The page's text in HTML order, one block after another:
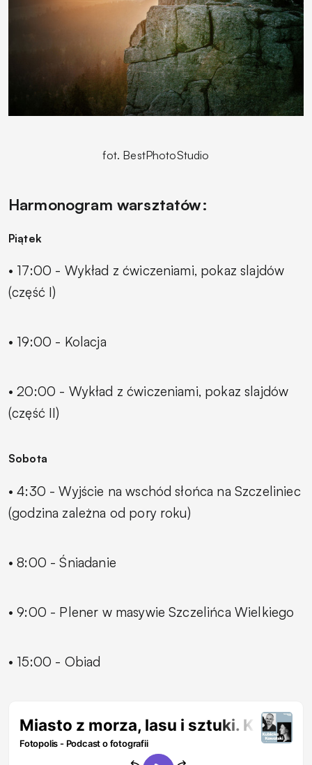
fot. BestPhotoStudio
Harmonogram warsztatów:
Piątek
• 17:00 - Wykład z ćwiczeniami, pokaz slajdów
(część I)
• 19:00 - Kolacja
• 20:00 - Wykład z ćwiczeniami, pokaz slajdów
(część II)
Sobota
• 4:30 - Wyjście na wschód słońca na Szczeliniec
(godzina zależna od pory roku)
• 8:00 - Śniadanie
• 9:00 - Plener w masywie Szczelińca Wielkiego
• 15:00 - Obiad